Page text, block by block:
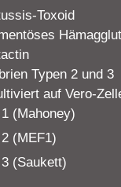
Toxoid
Typen 2 und 3
auf Vero-
(Mahoney)
(MEF1)
(Saukett)